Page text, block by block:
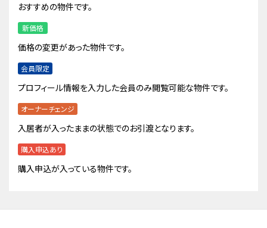
おすすめの物件です。
新価格
価格の変更があった物件です。
会員限定
プロフィール情報を入力した会員のみ閲覧可能な物件です。
オーナーチェンジ
入居者が入ったままの状態でのお引渡となります。
購入申込あり
購入申込が入っている物件です。